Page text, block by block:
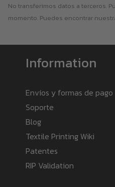
No transferimos datos a terceros.
momento. Puedes encontrar
Information
Envíos y formas de pago
Soporte
Blog
Textile Printing Wiki
Patentes
RIP Validation